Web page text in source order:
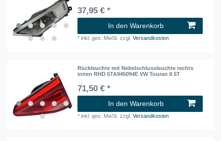
37,95 € *
In den Warenkorb
*inkl. ges. MwSt. zzgl.Versandkosten
Rückleuchte mit Nebelschlussleuchte rechts
innen RHD 5TA945094E VW Touran II 5T
71,50 € *
In den Warenkorb
*inkl. ges. MwSt. zzgl.Versandkosten